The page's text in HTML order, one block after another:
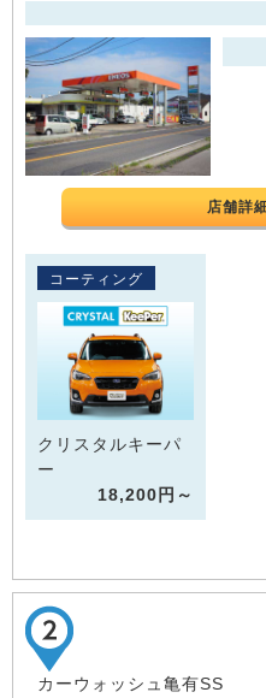
店舗詳
コーティング
クリスタルキーパ
ー
18,200円～
カーウォッシュ亀有SS